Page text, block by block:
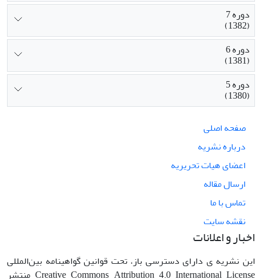
دوره 7
(1382)
دوره 6
(1381)
دوره 5
(1380)
صفحه اصلی
درباره نشریه
اعضای هیات تحریریه
ارسال مقاله
تماس با ما
نقشه سایت
اخبار و اعلانات
این نشریه ی دارای دسترسی باز، تحت قوانین گواهینامه بین‌المللی
Creative Commons Attribution 4.0 International License منتشر